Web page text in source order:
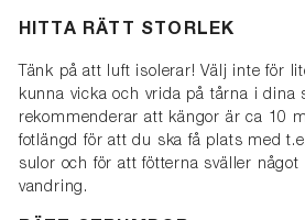
HITTA RÄTT STORLEK
Tänk på att luft isolerar! Välj inte för
kunna vicka och vrida på tårna i dina
rekommenderar att kängor är ca 10
fotlängd för att du ska få plats med
sulor och för att fötterna sväller något
vandring.